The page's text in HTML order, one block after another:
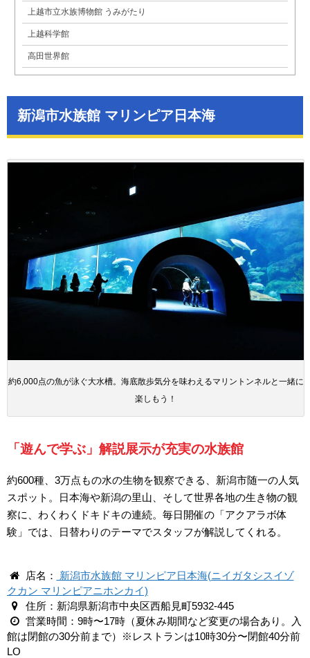
上越市立水族博物館 うみがたり
上越科学館
高田世界館
新潟市水族館 マリンピア日本海
約6,000点の魚が泳ぐ大水槽。海底散歩気分を味わえるマリントンネルと一緒に
楽しもう！
「遊んで学ぶ」解説展示が充実の水族館
約600種、3万点もの水の生物を観察できる、新潟市随一の人気
スポット。日本海や新潟の里山、そして世界各地の生き物の観
察に、わくわくドキドキの連続。毎日開催の「アクアラボ体
験」では、日替わりのテーマでスタッフが解説してくれる。
店名：
新潟市水族館 マリンピア日本海(ニイガタシスイゾ
クカン マリンピアニホンカイ)
住所：新潟県新潟市中央区西船見町5932-445
営業時間：9時〜17時（夏休み期間など変更の場合あり。入
館は閉館の30分前まで）※レストランは10時30分〜閉館40分前
LO